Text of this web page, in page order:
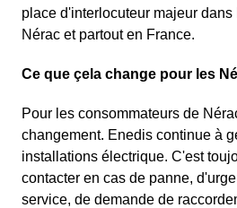
place d'interlocuteur majeur
Nérac et partout en France.
Ce que çela change pour les
Pour les consommateurs de
changement. Enedis continue à
installations électrique. C'est
contacter en cas de panne,
service, de demande de